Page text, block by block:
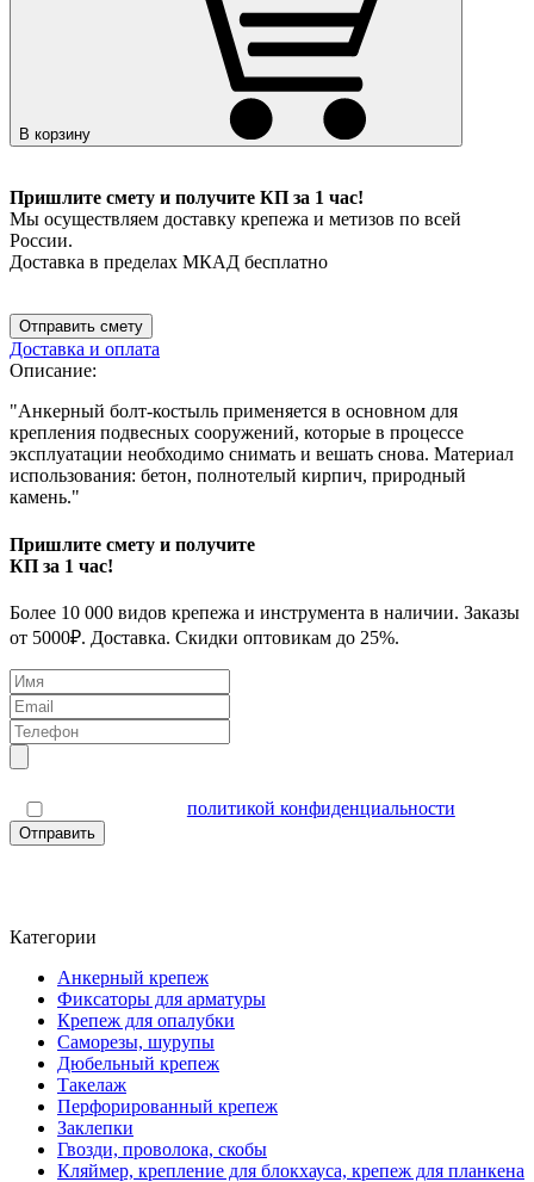
В корзину
Пришлите смету и получите КП за 1 час!
Мы осуществляем доставку крепежа и метизов по всей
России.
Доставка в пределах МКАД бесплатно
Отправить смету
Доставка и оплата
Описание:
"Анкерный болт-костыль применяется в основном для
крепления подвесных сооружений, которые в процессе
эксплуатации необходимо снимать и вешать снова. Материал
использования: бетон, полнотелый кирпич, природный
камень."
Пришлите смету и получите
КП за 1 час!
Более 10 000 видов крепежа и инструмента в наличии. Заказы
от 5000₽. Доставка. Скидки оптовикам до 25%.
политикой конфиденциальности
Отправить
Категории
Анкерный крепеж
Фиксаторы для арматуры
Крепеж для опалубки
Саморезы, шурупы
Дюбельный крепеж
Такелаж
Перфорированный крепеж
Заклепки
Гвозди, проволока, скобы
Кляймер, крепление для блокхауса, крепеж для планкена